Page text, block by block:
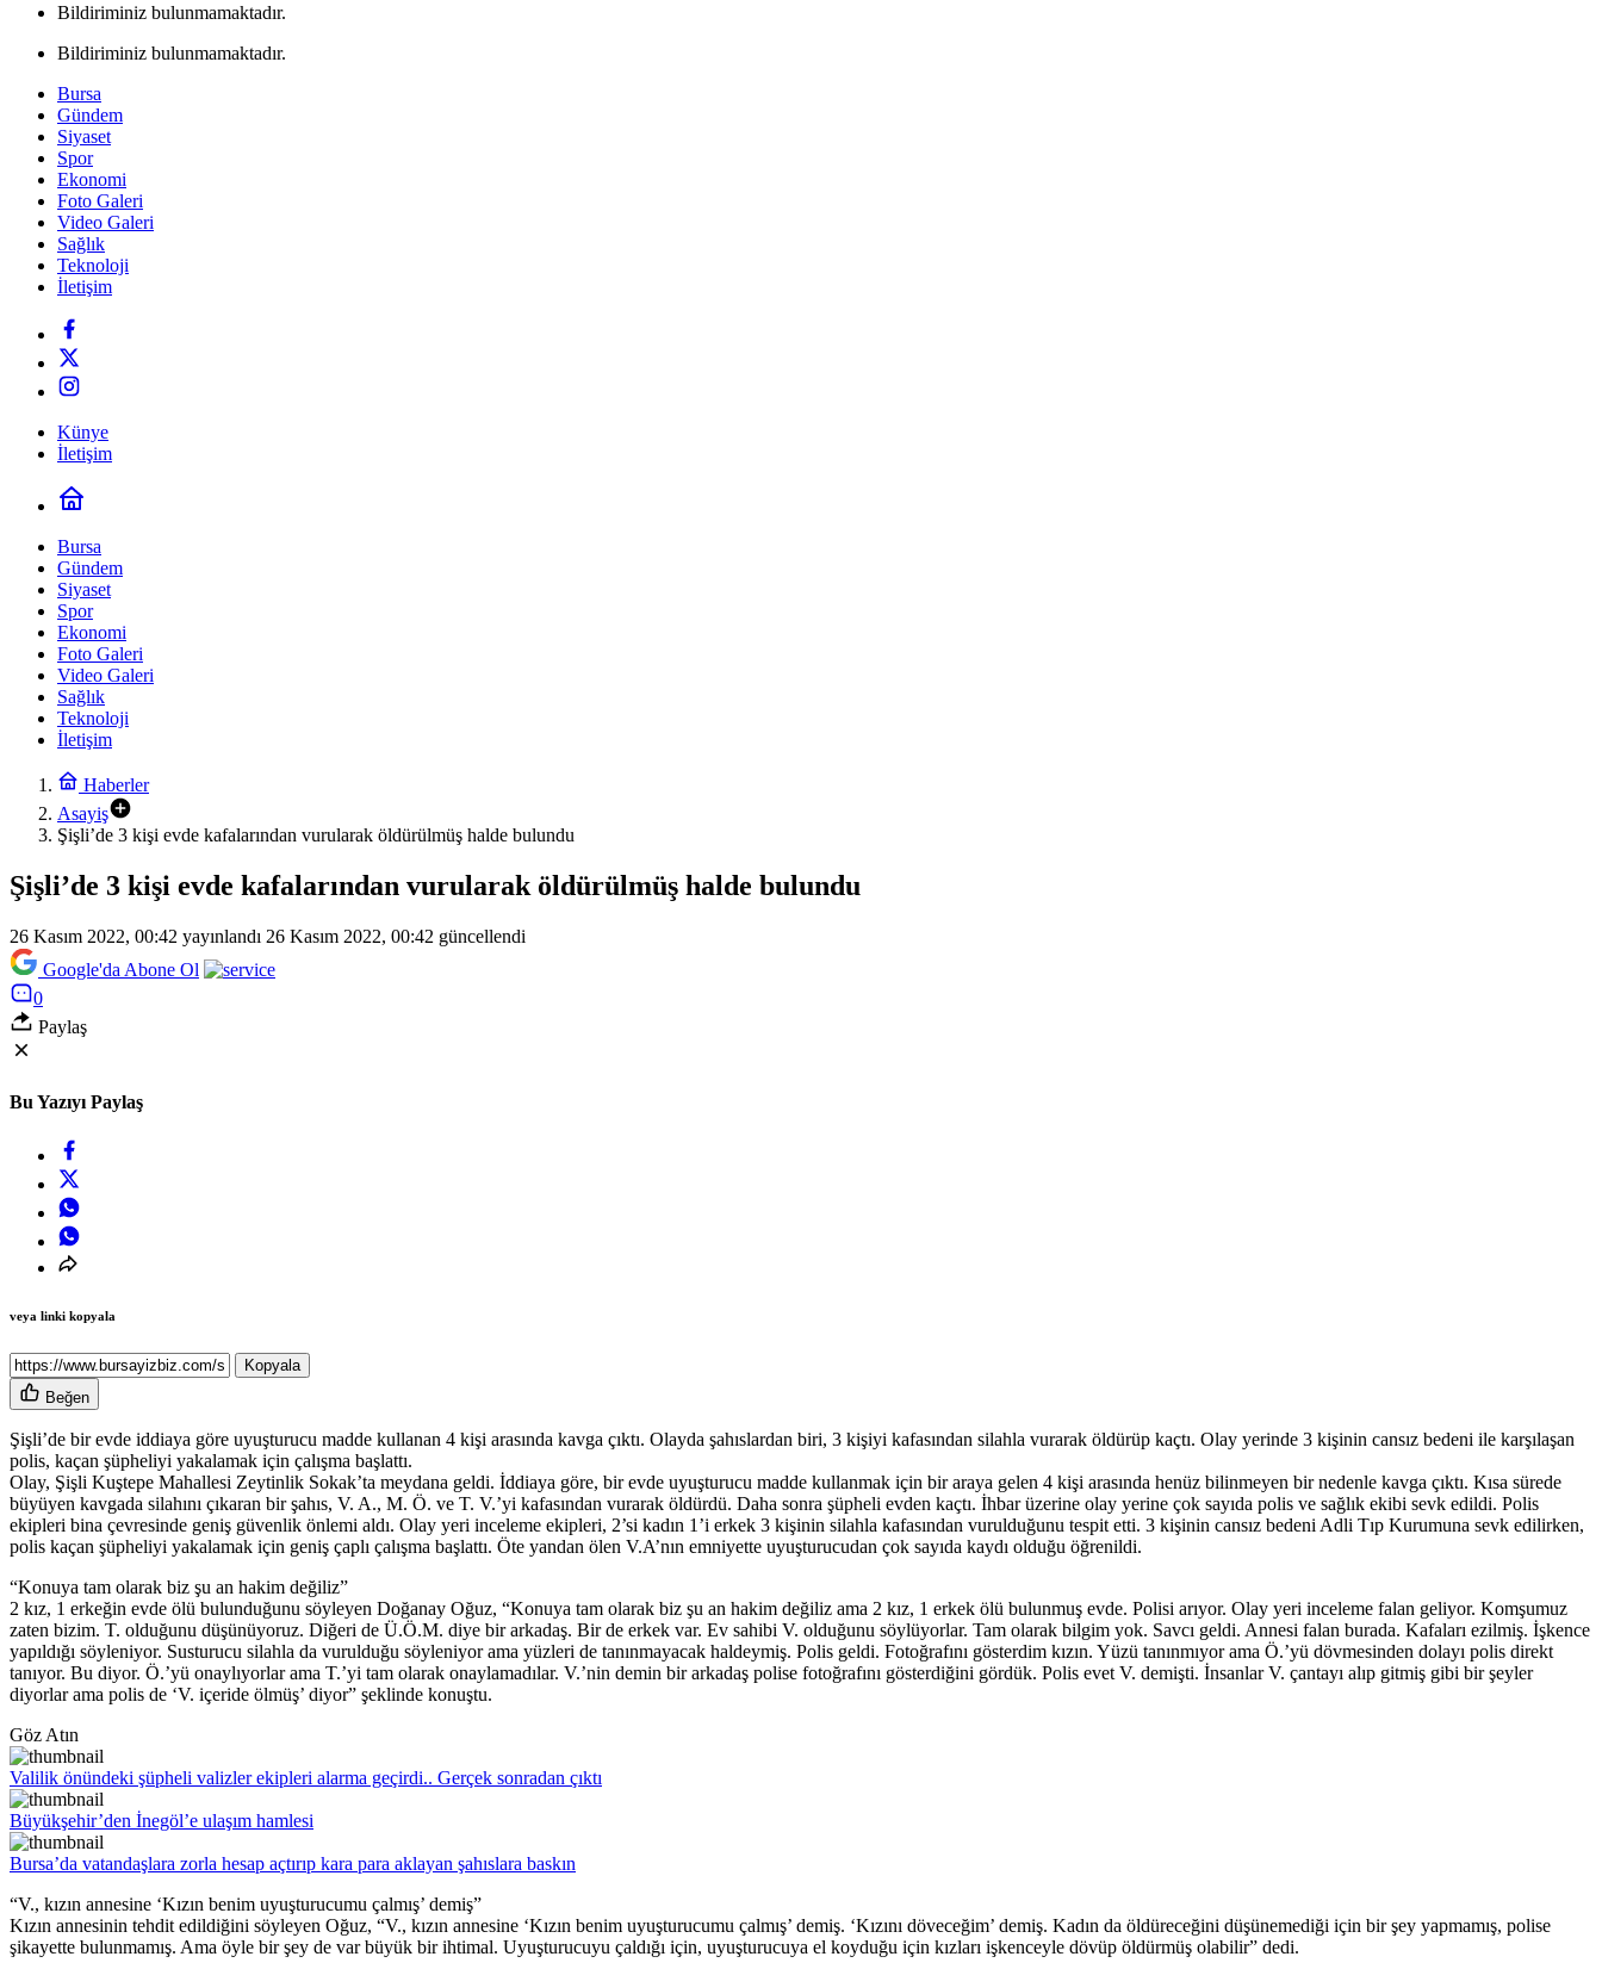
Bildiriminiz bulunmamaktadır.
Bildiriminiz bulunmamaktadır.
Bursa
Gündem
Siyaset
Spor
Ekonomi
Foto Galeri
Video Galeri
Sağlık
Teknoloji
İletişim
Künye
İletişim
Bursa
Gündem
Siyaset
Spor
Ekonomi
Foto Galeri
Video Galeri
Sağlık
Teknoloji
İletişim
Haberler
Asayiş
Şişli’de 3 kişi evde kafalarından vurularak öldürülmüş halde bulundu
Şişli’de 3 kişi evde kafalarından vurularak öldürülmüş halde bulundu
26 Kasım 2022, 00:42 yayınlandı 26 Kasım 2022, 00:42 güncellendi
Google'da Abone Ol
0
Paylaş
Bu Yazıyı Paylaş
veya linki kopyala
Kopyala
Beğen
Şişli’de bir evde iddiaya göre uyuşturucu madde kullanan 4 kişi arasında kavga çıktı. Olayda şahıslardan biri, 3 kişiyi kafasından silahla vurarak öldürüp kaçtı. Olay yerinde 3 kişinin cansız bedeni ile karşılaşan
polis, kaçan şüpheliyi yakalamak için çalışma başlattı.
Olay, Şişli Kuştepe Mahallesi Zeytinlik Sokak’ta meydana geldi. İddiaya göre, bir evde uyuşturucu madde kullanmak için bir araya gelen 4 kişi arasında henüz bilinmeyen bir nedenle kavga çıktı. Kısa sürede
büyüyen kavgada silahını çıkaran bir şahıs, V. A., M. Ö. ve T. V.’yi kafasından vurarak öldürdü. Daha sonra şüpheli evden kaçtı. İhbar üzerine olay yerine çok sayıda polis ve sağlık ekibi sevk edildi. Polis
ekipleri bina çevresinde geniş güvenlik önlemi aldı. Olay yeri inceleme ekipleri, 2’si kadın 1’i erkek 3 kişinin silahla kafasından vurulduğunu tespit etti. 3 kişinin cansız bedeni Adli Tıp Kurumuna sevk edilirken,
polis kaçan şüpheliyi yakalamak için geniş çaplı çalışma başlattı. Öte yandan ölen V.A’nın emniyette uyuşturucudan çok sayıda kaydı olduğu öğrenildi.
“Konuya tam olarak biz şu an hakim değiliz”
2 kız, 1 erkeğin evde ölü bulunduğunu söyleyen Doğanay Oğuz, “Konuya tam olarak biz şu an hakim değiliz ama 2 kız, 1 erkek ölü bulunmuş evde. Polisi arıyor. Olay yeri inceleme falan geliyor. Komşumuz
zaten bizim. T. olduğunu düşünüyoruz. Diğeri de Ü.Ö.M. diye bir arkadaş. Bir de erkek var. Ev sahibi V. olduğunu söylüyorlar. Tam olarak bilgim yok. Savcı geldi. Annesi falan burada. Kafaları ezilmiş. İşkence
yapıldığı söyleniyor. Susturucu silahla da vurulduğu söyleniyor ama yüzleri de tanınmayacak haldeymiş. Polis geldi. Fotoğrafını gösterdim kızın. Yüzü tanınmıyor ama Ö.’yü dövmesinden dolayı polis direkt
tanıyor. Bu diyor. Ö.’yü onaylıyorlar ama T.’yi tam olarak onaylamadılar. V.’nin demin bir arkadaş polise fotoğrafını gösterdiğini gördük. Polis evet V. demişti. İnsanlar V. çantayı alıp gitmiş gibi bir şeyler
diyorlar ama polis de ‘V. içeride ölmüş’ diyor” şeklinde konuştu.
Göz Atın
Valilik önündeki şüpheli valizler ekipleri alarma geçirdi.. Gerçek sonradan çıktı
Büyükşehir’den İnegöl’e ulaşım hamlesi
Bursa’da vatandaşlara zorla hesap açtırıp kara para aklayan şahıslara baskın
“V., kızın annesine ‘Kızın benim uyuşturucumu çalmış’ demiş”
Kızın annesinin tehdit edildiğini söyleyen Oğuz, “V., kızın annesine ‘Kızın benim uyuşturucumu çalmış’ demiş. ‘Kızını döveceğim’ demiş. Kadın da öldüreceğini düşünemediği için bir şey yapmamış, polise
şikayette bulunmamış. Ama öyle bir şey de var büyük bir ihtimal. Uyuşturucuyu çaldığı için, uyuşturucuya el koyduğu için kızları işkenceyle dövüp öldürmüş olabilir” dedi.